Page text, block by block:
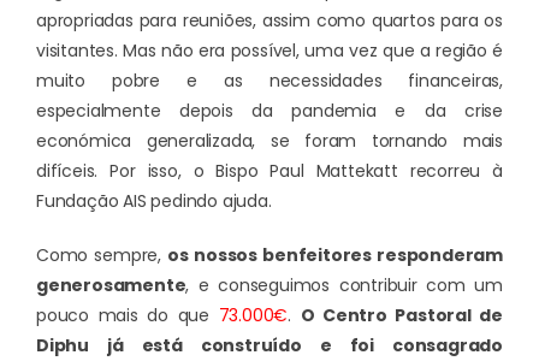
apropriadas para reuniões, assim como quartos para os
visitantes. Mas não era possível, uma vez que a região é
muito pobre e as necessidades financeiras,
especialmente depois da pandemia e da crise
económica generalizada, se foram tornando mais
difíceis. Por isso, o Bispo Paul Mattekatt recorreu à
Fundação AIS pedindo ajuda.
Como sempre, os nossos benfeitores responderam
generosamente, e conseguimos contribuir com um
pouco mais do que 73.000€. O Centro Pastoral de
Diphu já está construído e foi consagrado